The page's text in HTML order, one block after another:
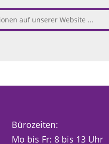
Bürozeiten:
Mo bis Fr: 8 bis 13 Uhr